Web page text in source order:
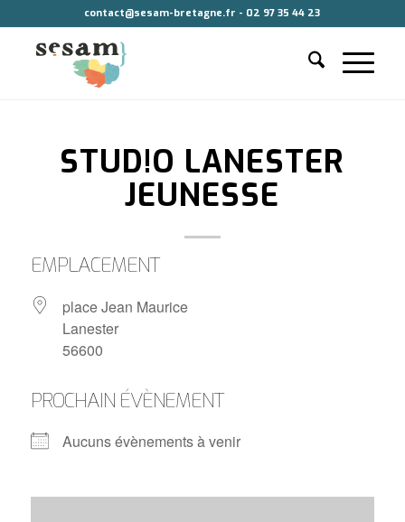
contact@sesam-bretagne.fr - 02 97 35 44 23
STUD!O LANESTER
JEUNESSE
EMPLACEMENT
place Jean Maurice
Lanester
56600
PROCHAIN ÉVÈNEMENT
Aucuns évènements à venir